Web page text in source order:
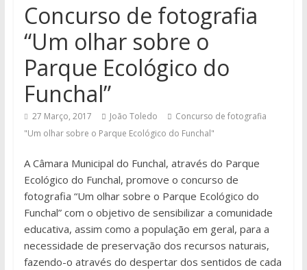
Concurso de fotografia
“Um olhar sobre o
Parque Ecológico do
Funchal”
27 Março, 2017 João Toledo
Concurso de fotografia
"Um olhar sobre o Parque Ecológico do Funchal"
A Câmara Municipal do Funchal, através do Parque
Ecológico do Funchal, promove o concurso de
fotografia “Um olhar sobre o Parque Ecológico do
Funchal” com o objetivo de sensibilizar a comunidade
educativa, assim como a população em geral, para a
necessidade de preservação dos recursos naturais,
fazendo-o através do despertar dos sentidos de cada